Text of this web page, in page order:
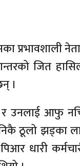
प्रभावशाली
जित
।
उनलाई आफु
ठूलो झड्का
पिआर धारी